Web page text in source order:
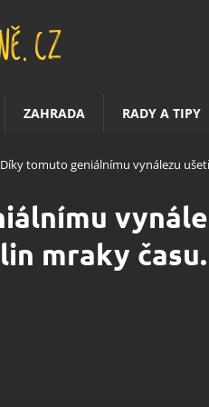
ZAHRADA RADY A TIPY
Díky tomuto geniálnímu vynálezu
mraky